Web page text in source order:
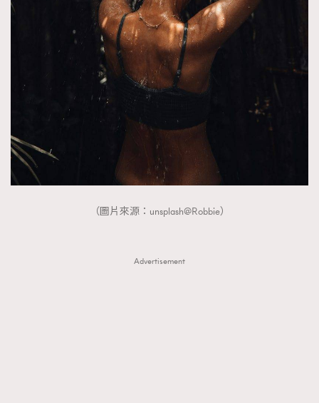
（圖片來源：unsplash@Robbie）
Advertisement